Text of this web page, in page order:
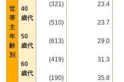
世
帯
主
年
齢
別
40
歳代
50
歳代
60
歳代
(321)
(510)
(613)
(419)
(190)
23.4
23.7
29.0
31.3
35.8